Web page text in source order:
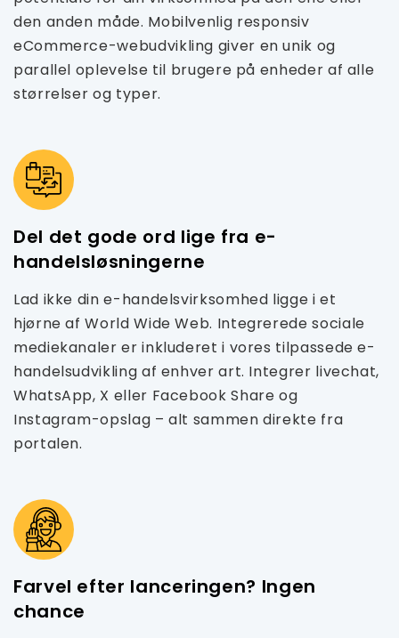
den anden måde. Mobilvenlig responsiv
eCommerce-webudvikling giver en unik og
parallel oplevelse til brugere på enheder af alle
størrelser og typer.
Del det gode ord lige fra e-
handelsløsningerne
Lad ikke din e-handelsvirksomhed ligge i et
hjørne af World Wide Web. Integrerede sociale
mediekanaler er inkluderet i vores tilpassede e-
handelsudvikling af enhver art. Integrer livechat,
WhatsApp, X eller Facebook Share og
Instagram-opslag – alt sammen direkte fra
portalen.
Farvel efter lanceringen? Ingen
chance